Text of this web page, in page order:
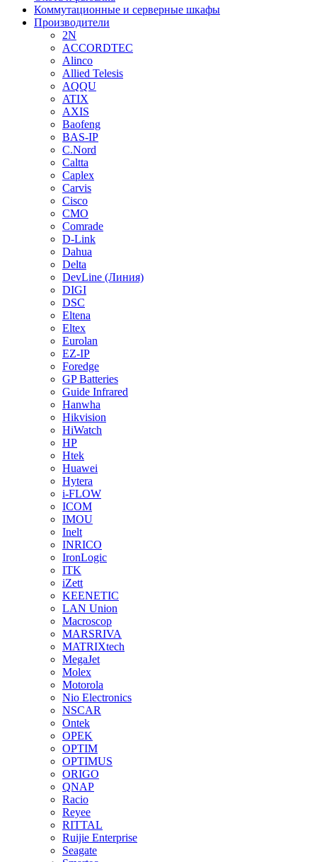
Коммутационные и серверные шкафы
Производители
2N
ACCORDTEC
Alinco
Allied Telesis
AQQU
ATIX
AXIS
Baofeng
BAS-IP
C.Nord
Caltta
Caplex
Carvis
Cisco
CMO
Comrade
D-Link
Dahua
Delta
DevLine (Линия)
DIGI
DSC
Eltena
Eltex
Eurolan
EZ-IP
Foredge
GP Batteries
Guide Infrared
Hanwha
Hikvision
HiWatch
HP
Htek
Huawei
Hytera
i-FLOW
ICOM
IMOU
Inelt
INRICO
IronLogic
ITK
iZett
KEENETIC
LAN Union
Macroscop
MARSRIVA
MATRIXtech
MegaJet
Molex
Motorola
Nio Electronics
NSCAR
Ontek
OPEK
OPTIM
OPTIMUS
ORIGO
QNAP
Racio
Reyee
RITTAL
Ruijie Enterprise
Seagate